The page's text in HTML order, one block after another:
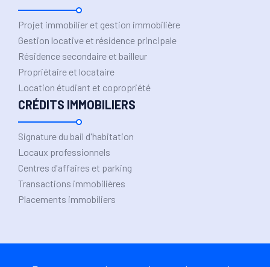
Projet immobilier et gestion immobilière
Gestion locative et résidence principale
Résidence secondaire et bailleur
Propriétaire et locataire
Location étudiant et copropriété
CRÉDITS IMMOBILIERS
Signature du bail d'habitation
Locaux professionnels
Centres d'affaires et parking
Transactions immobilières
Placements immobiliers